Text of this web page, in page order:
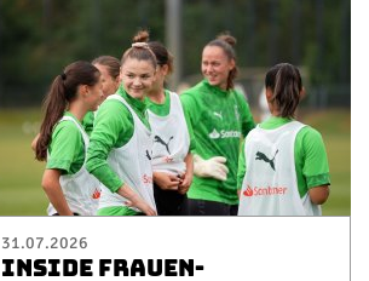
31.07.2026
INSIDE FRAUEN-